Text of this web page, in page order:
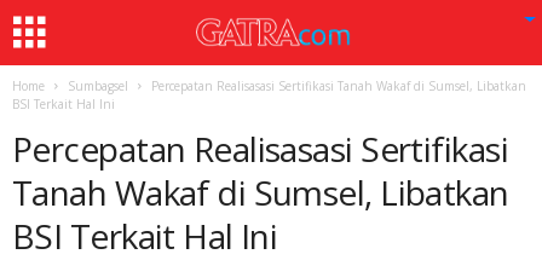
Home Sumbagsel
Percepatan Realisasasi Sertifikasi Tanah Wakaf di Sumsel, Libatkan
BSI Terkait Hal Ini
Percepatan Realisasasi Sertifikasi
Tanah Wakaf di Sumsel, Libatkan
BSI Terkait Hal Ini